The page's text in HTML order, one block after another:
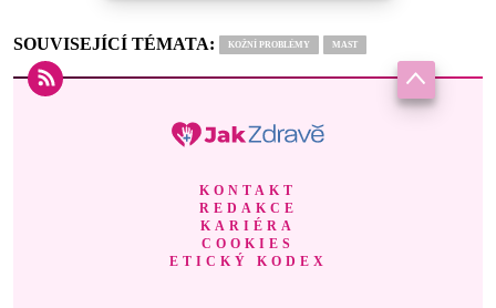
SOUVISEJÍCÍ TÉMATA: KOŽNÍ PROBLÉMY MAST
KONTAKT
REDAKCE
KARIÉRA
COOKIES
ETICKÝ KODEX